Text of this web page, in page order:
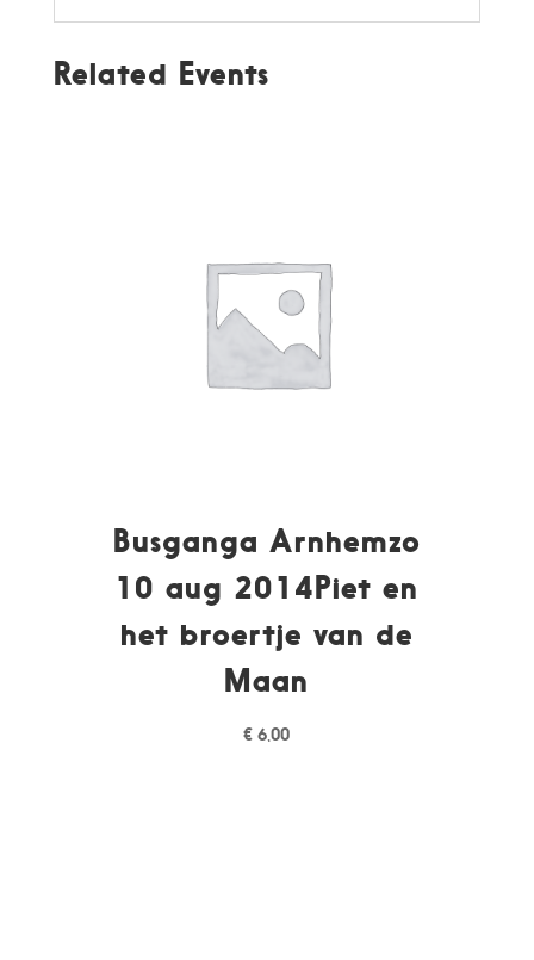
Related Events
Busganga Arnhemzo
10 aug 2014Piet en
het broertje van de
Maan
€ 6,00